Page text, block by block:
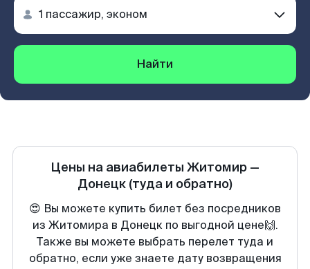
Найти
Цены на авиабилеты Житомир —
Донецк (туда и обратно)
😍 Вы можете купить билет без посредников
из Житомира в Донецк по выгодной цене🙌.
Также вы можете выбрать перелет туда и
обратно, если уже знаете дату возвращения